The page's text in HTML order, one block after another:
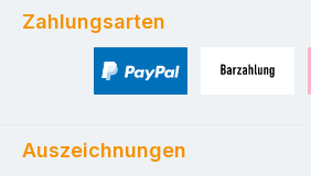
Zahlungsarten
Auszeichnungen